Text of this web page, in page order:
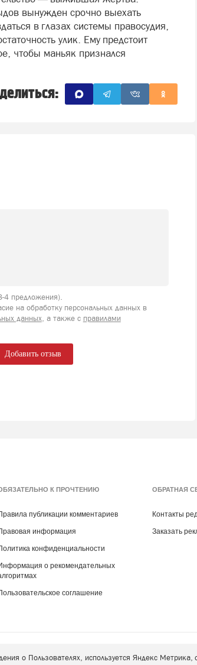
вынужден срочно выехать
в глазах системы правосудия,
улик. Ему предстоит
чтобы маньяк признался
4 предложения).
на обработку персональных данных в
данных, а также с правилами
Добавить отзыв
К ПРОЧТЕНИЮ
публикации комментариев
информация
конфиденциальности
о рекомендательных
соглашение
ОБРАТНАЯ
Контакты
Заказать
Copyright ©2018- 2026Yola-poisk.ru
о Пользователях, используется Яндекс